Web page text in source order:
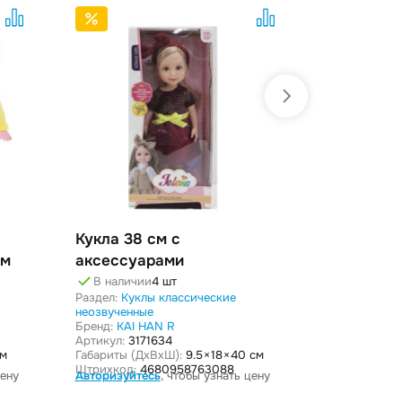
Кукла 38 см с
аксессуарами
В наличии4 шт
Раздел: Куклы классические
неозвученные
Бренд: KAI HAN R
Артикул:3171634
Габариты (ДxВxШ):9.5 × 18 × 40 см
Штрихкод:4680958763088
Авторизуйтесь, чтобы узнать цену